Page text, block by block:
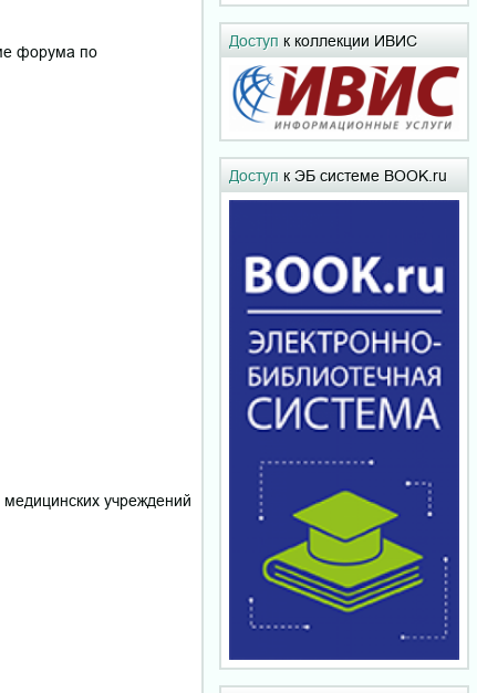
форума по
учреждений
Доступ к коллекции ИВИС
Доступ к ЭБ системе BOOK.ru